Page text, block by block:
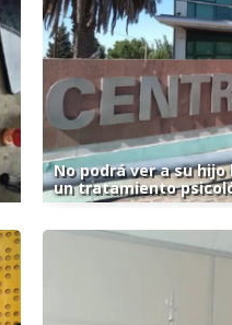
No podrá ver a su
un tratamiento